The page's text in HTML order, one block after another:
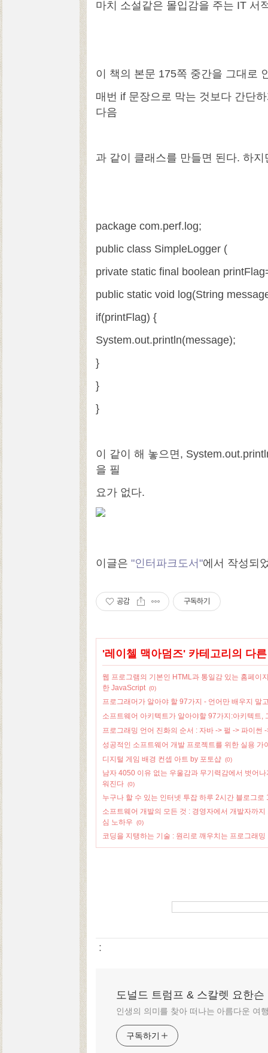
마치 소설같은 몰입감을 주는 IT 서
이 책의 본문 175쪽 중간을 그대로
매번 if 문장으로 막는 것보다 간단
다음
과 같이 클래스를 만들면 된다. 하
package com.perf.log;
public class SimpleLogger (
private static final boolean
public static void log(String
if(printFlag) {
System.out.println(message);
}
}
}
이 같이 해 놓으면,
을 필
요가 없다.
이글은 "인터파크도서"에서 작성되
공감 구독하기
'레이첼 맥아덤즈' 카테고리의 다
웹 프로그램의 기본인 HTML과 통일감 있는 홈페이
한 JavaScript (0)
프로그래머가 알아야 할 97가지 - 언어만 배우지 말
소프트웨어 아키텍트가 알아야할 97가지:아키텍트,
프로그래밍 언어 진화의 순서 : 자바 -> 펄 -> 파이썬
성공적인 소프트웨어 개발 프로젝트를 위한 실용 가
디지털 게임 배경 컨셉 아트 by 포토샵 (0)
남자 4050 이유 없는 우울감과 무기력감에서 벗어
워진다 (0)
누구나 할 수 있는 인터넷 투잡 하루 2시간 블로그로
소프트웨어 개발의 모든 것 : 경영자에서 개발자까
심 노하우
(0)
코딩을 지탱하는 기술 : 원리로 깨우치는 프로그래밍
:
도널드 트럼프 & 스칼렛 요한슨
인생의 의미를 찾아 떠나는 아름다운 여
구독하기